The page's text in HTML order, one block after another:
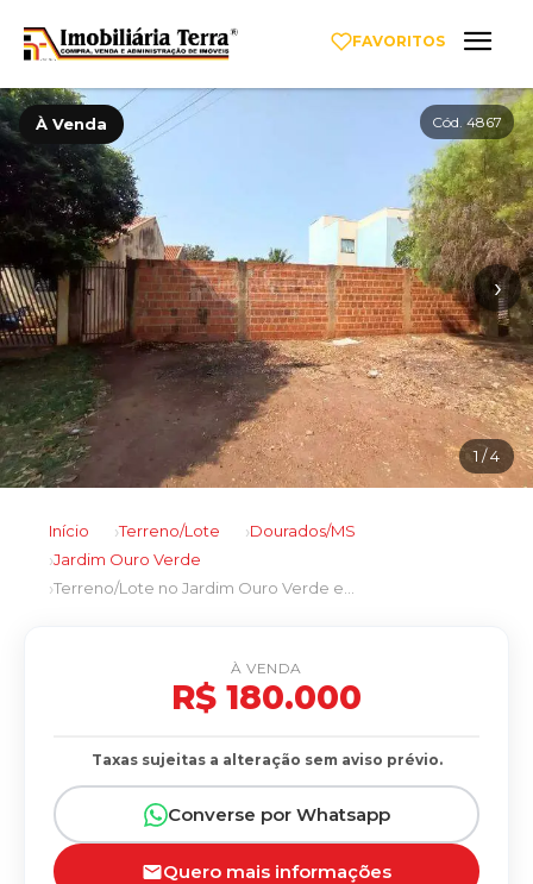
FAVORITOS
À Venda Cód. 4867
‹ ›
1 / 4
Início Terreno/Lote
Dourados/MS
Jardim Ouro Verde
À VENDA
R$ 180.000
Taxas sujeitas a alteração sem aviso prévio.
Converse por Whatsapp
Quero mais informações